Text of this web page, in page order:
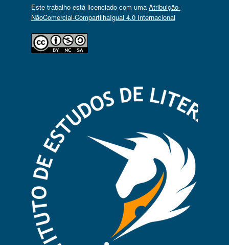
Este trabalho está licenciado com uma Atribuição-
NãoComercial-CompartilhaIgual 4.0 Internacional